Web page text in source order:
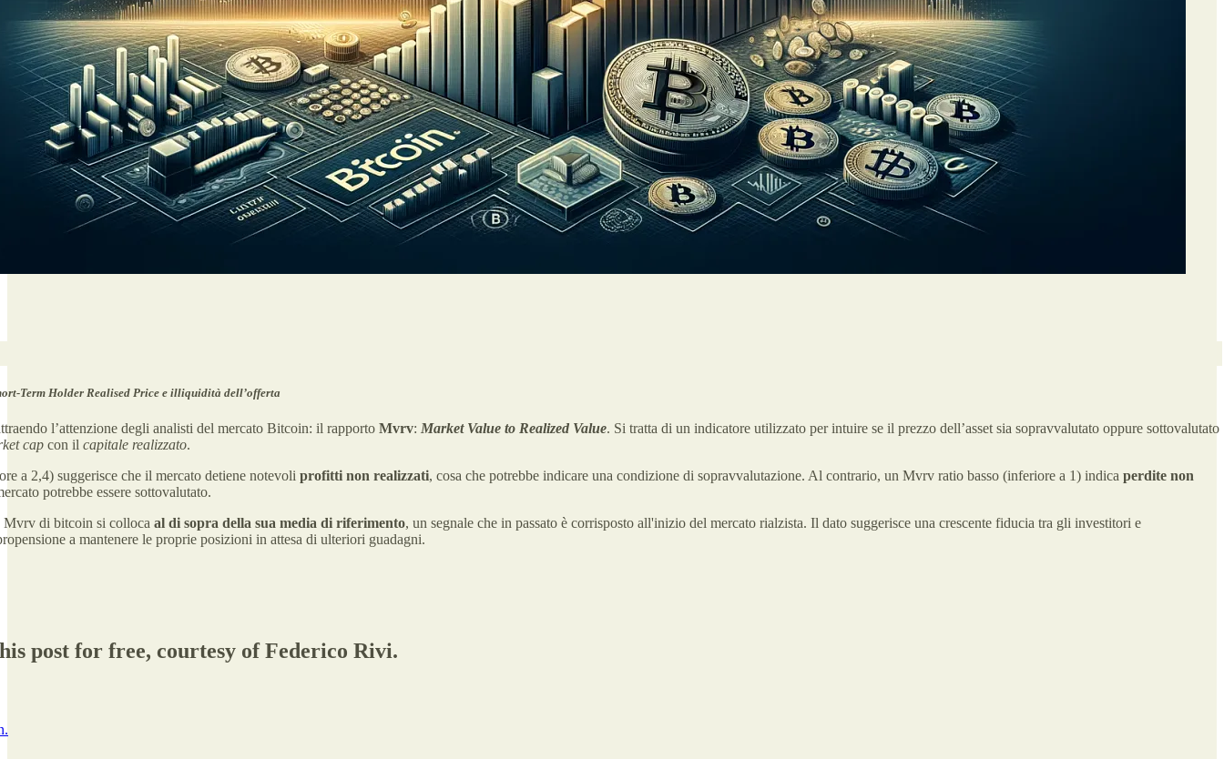
Term Holder Realised Price e illiquidità dell’offerta
l’attenzione degli analisti del mercato Bitcoin: il rapporto Mvrv: Market Value to Realized Value. Si tratta di un indicatore utilizzato per intuire se il prezzo dell’asset sia sopravvalutato oppure sottovalutato
cap con il capitale realizzato.
a 2,4) suggerisce che il mercato detiene notevoli profitti non realizzati, cosa che potrebbe indicare una condizione di sopravvalutazione. Al contrario, un Mvrv ratio basso (inferiore a 1) indica perdite non
potrebbe essere sottovalutato.
Mvrv di bitcoin si colloca al di sopra della sua media di riferimento, un segnale che in passato è corrisposto all'inizio del mercato rialzista. Il dato suggerisce una crescente fiducia tra gli investitori e
a mantenere le proprie posizioni in attesa di ulteriori guadagni.
post for free, courtesy of Federico Rivi.